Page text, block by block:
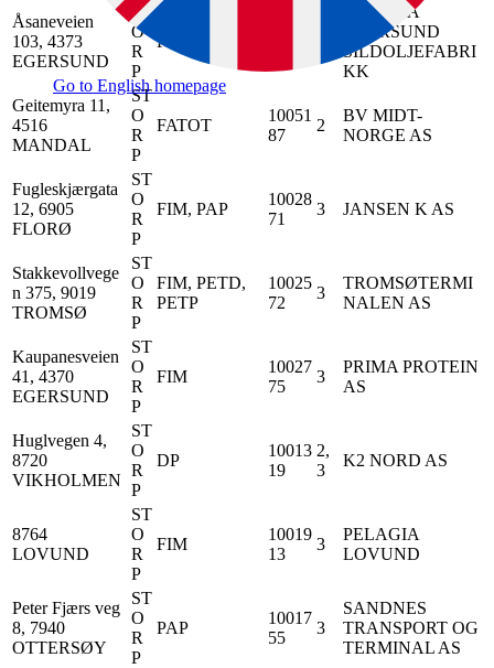
Go to English homepage
Åsaneveien
103, 4373
EGERSUND
ST
O
R
P
FATF, FIM
PELAGIA
EGERSUND
SILDOLJEFABRI
KK
Geitemyra 11,
4516
MANDAL
ST
O
R
P
FATOT
10051
87
2
BV MIDT-
NORGE AS
Fugleskjærgata
12, 6905
FLORØ
ST
O
R
P
FIM, PAP
10028
71
3 JANSEN K AS
Stakkevollvege
n 375, 9019
TROMSØ
ST
O
R
P
FIM, PETD,
PETP
10025
72
3
TROMSØTERMI
NALEN AS
Kaupanesveien
41, 4370
EGERSUND
ST
O
R
P
FIM
10027
75
3
PRIMA PROTEIN
AS
Huglvegen 4,
8720
VIKHOLMEN
ST
O
R
P
DP
10013
19
2,
3
K2 NORD AS
8764
LOVUND
ST
O
R
P
FIM
10019
13
3
PELAGIA
LOVUND
Peter Fjærs veg
8, 7940
OTTERSØY
ST
O
R
P
PAP
10017
55
3
SANDNES
TRANSPORT OG
TERMINAL AS